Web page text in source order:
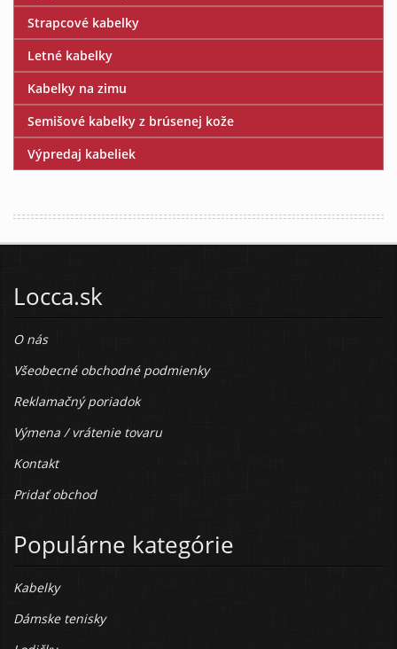
Strapcové kabelky
Letné kabelky
Kabelky na zimu
Semišové kabelky z brúsenej kože
Výpredaj kabeliek
Locca.sk
O nás
Všeobecné obchodné podmienky
Reklamačný poriadok
Výmena / vrátenie tovaru
Kontakt
Pridať obchod
Populárne kategórie
Kabelky
Dámske tenisky